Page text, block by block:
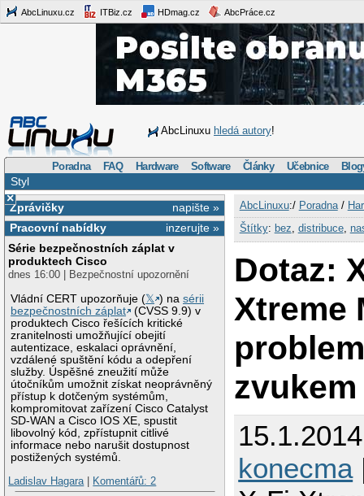
AbcLinuxu.cz ITBiz.cz HDmag.cz AbcPráce.cz
AbcLinuxu hledá autory!
Poradna FAQ Hardware Software Články Učebnice
Styl
×
napište »
Zprávičky
inzerujte »
Pracovní nabídky
Série bezpečnostních záplat v
produktech Cisco
dnes 16:00 | Bezpečnostní upozornění
Vládní CERT upozorňuje (𝕏 ) nasérii
bezpečnostních záplat
(CVSS 9.9) v
produktech Cisco řešících kritické
zranitelnosti umožňující obejití
autentizace, eskalaci oprávnění,
vzdálené spuštění kódu a odepření
služby. Úspěšné zneužití může
útočníkům umožnit získat neoprávněný
přístup k dotčeným systémům,
kompromitovat zařízení Cisco Catalyst
SD-WAN a Cisco IOS XE, spustit
libovolný kód, zpřístupnit citlivé
informace nebo narušit dostupnost
postižených systémů.
Ladislav Hagara| Komentářů: 2
AbcLinuxu:/ Poradna/
Štítky: bez distribuce,
Dotaz:
Xtreme
zvukem
konecma